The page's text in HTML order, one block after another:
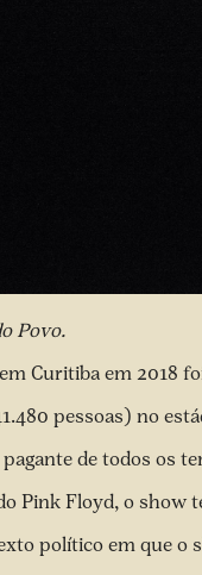
Povo.
Curitiba em 2018
pessoas) no
de todos os
Pink Floyd, o
político em que o